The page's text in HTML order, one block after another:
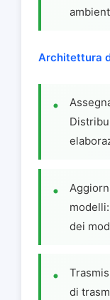
Architettura
dei
di